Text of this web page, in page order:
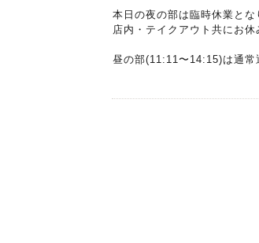
本日の夜の部は臨時休業とな
店内・テイクアウト共にお休
昼の部(11:11〜14:15)は通常